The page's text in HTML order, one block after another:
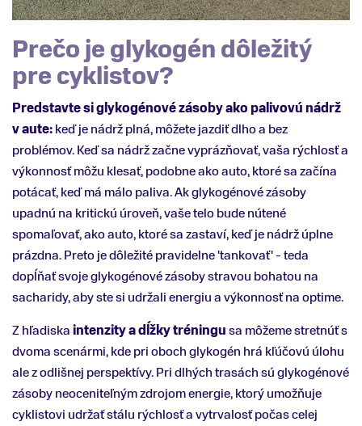
Prečo je glykogén dôležitý
pre cyklistov?
Predstavte si glykogénové zásoby ako palivovú nádrž
v aute:keď je nádrž plná, môžete jazdiť dlho a bez
problémov. Keď sa nádrž začne vyprázňovať, vaša rýchlosť a
výkonnosť môžu klesať, podobne ako auto, ktoré sa začína
potácať, keď má málo paliva. Ak glykogénové zásoby
upadnú na kritickú úroveň, vaše telo bude nútené
spomaľovať, ako auto, ktoré sa zastaví, keď je nádrž úplne
prázdna. Preto je dôležité pravidelne 'tankovať' - teda
dopĺňať svoje glykogénové zásoby stravou bohatou na
sacharidy, aby ste si udržali energiu a výkonnosť na optime.
Z hľadiskaintenzity a dĺžky tréningusa môžeme stretnúť s
dvoma scenármi, kde pri oboch glykogén hrá kľúčovú úlohu
ale z odlišnej perspektívy. Pri dlhých trasách sú glykogénové
zásoby neoceniteľným zdrojom energie, ktorý umožňuje
cyklistovi udržať stálu rýchlosť a vytrvalosť počas celej